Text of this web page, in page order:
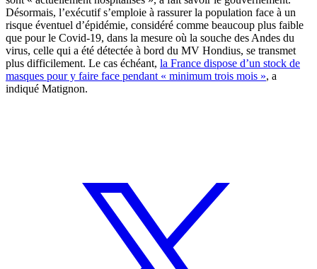
Désormais, l’exécutif s’emploie à rassurer la population face à un
risque éventuel d’épidémie, considéré comme beaucoup plus faible
que pour le Covid-19, dans la mesure où la souche des Andes du
virus, celle qui a été détectée à bord du MV Hondius, se transmet
plus difficilement. Le cas échéant, la France dispose d’un stock de
masques pour y faire face pendant « minimum trois mois », a
indiqué Matignon.